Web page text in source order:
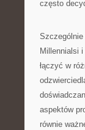
często
Szczególnie
Millennialsi
łączyć w
aspektów
równie